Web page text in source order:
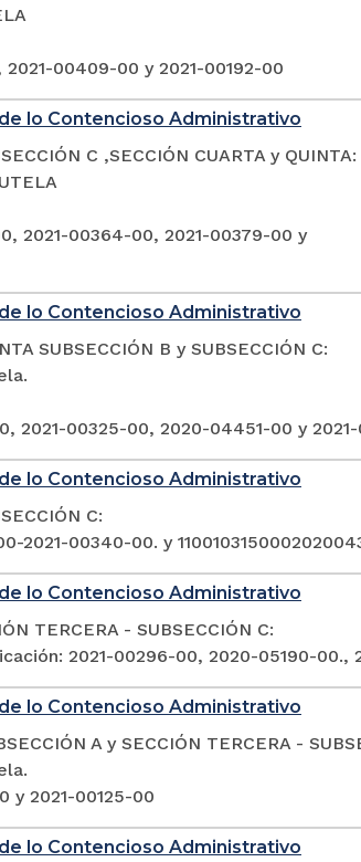
00409-00 y 2021-00192-00
lo Contencioso Administrativo
C ,SECCIÓN CUARTA y QUINTA:
2021-00364-00, 2021-00379-00 y
lo Contencioso Administrativo
SUBSECCIÓN B y SUBSECCIÓN C:
2021-00325-00, 2020-04451-00 y
lo Contencioso Administrativo
C:
2021-00340-00. y
lo Contencioso Administrativo
TERCERA - SUBSECCIÓN C:
2021-00296-00, 2020-05190-
lo Contencioso Administrativo
A y SECCIÓN TERCERA -
y 2021-00125-00
lo Contencioso Administrativo